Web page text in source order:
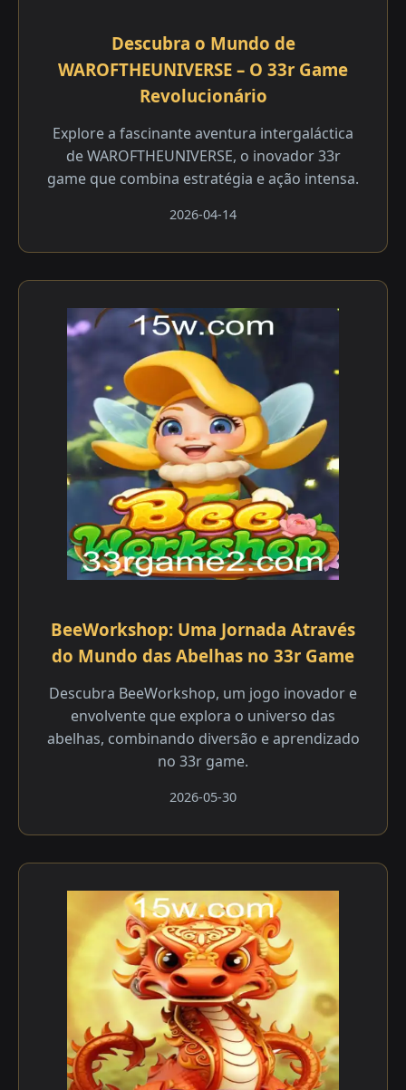
Descubra o Mundo de
WAROFTHEUNIVERSE – O 33r Game
Revolucionário
Explore a fascinante aventura intergaláctica
de WAROFTHEUNIVERSE, o inovador 33r
game que combina estratégia e ação intensa.
2026-04-14
BeeWorkshop: Uma Jornada Através
do Mundo das Abelhas no 33r Game
Descubra BeeWorkshop, um jogo inovador e
envolvente que explora o universo das
abelhas, combinando diversão e aprendizado
no 33r game.
2026-05-30